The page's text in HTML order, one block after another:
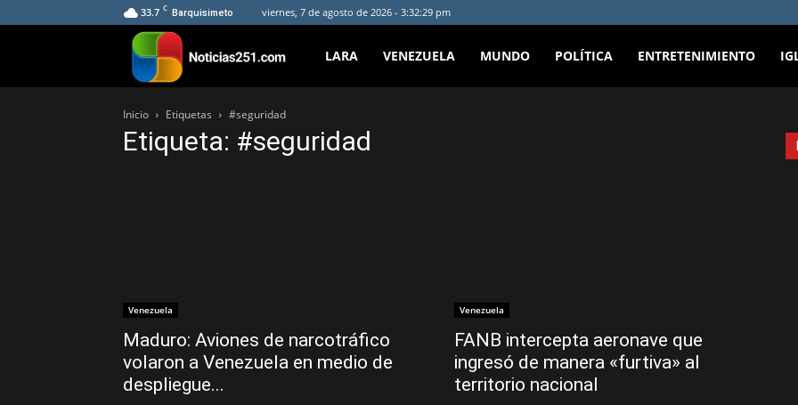
33.7 C Barquisimeto viernes, 7 de agosto de 2026 - 3:32:29 pm
Noticias251
LARA VENEZUELA MUNDO POLÍTICA ENTRETENIMIENTO
Inicio Etiquetas #seguridad
Etiqueta: #seguridad
Venezuela
Maduro: Aviones de narcotráfico
volaron a Venezuela en medio de
despliegue...
Venezuela
FANB intercepta aeronave que
ingresó de manera «furtiva» al
territorio nacional